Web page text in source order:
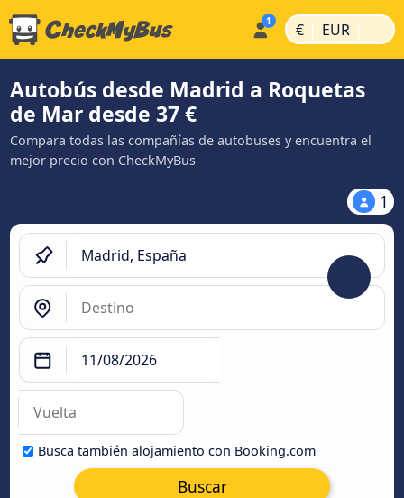
€ | EUR |
Autobús desde Madrid a Roquetas
de Mar desde 37 €
Compara todas las compañías de autobuses y encuentra el
mejor precio con CheckMyBus
1
Busca también alojamiento con Booking.com
Buscar